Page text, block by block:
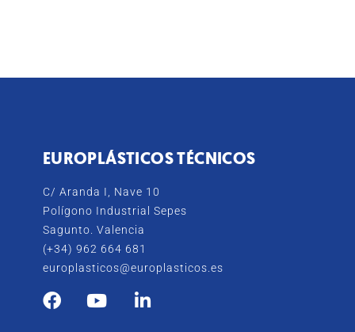
EUROPLÁSTICOS TÉCNICOS
C/ Aranda I, Nave 10
Polígono Industrial Sepes
Sagunto. Valencia
(+34) 962 664 681
europlasticos@europlasticos.es